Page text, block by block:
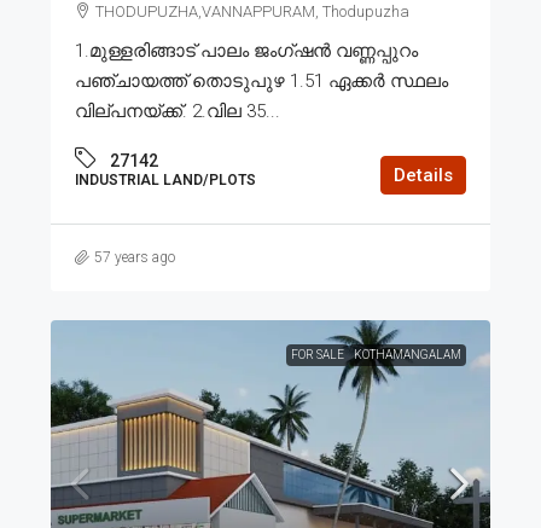
THODUPUZHA,VANNAPPURAM, Thodupuzha
1.മുള്ളരിങ്ങാട് പാലം ജംഗ്ഷൻ വണ്ണപ്പുറം
പഞ്ചായത്ത് തൊടുപുഴ 1.51 ഏക്കർ സ്ഥലം
വില്പനയ്ക്ക്. 2.വില 35...
27142
INDUSTRIAL LAND/PLOTS Details
57 years ago
FOR SALE KOTHAMANGALAM